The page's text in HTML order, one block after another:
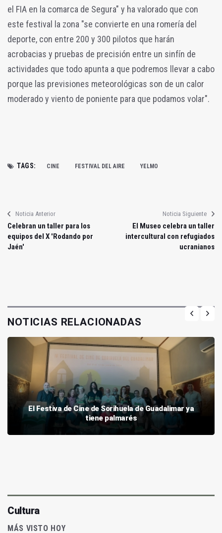
el FIA en la comarca de Segura" y ha valorado que con
este festival la zona "se convierte en una romería del
deporte, con entre 200 y 300 pilotos que harán
acrobacias y pruebas de precisión entre un sinfín de
actividades que todo apunta a que podremos llevar a cabo
porque las previsiones meteorológicas son de un calor
moderado y viento de poniente para que podamos volar".
TAGS: CINE FESTIVAL DEL AIRE YELMO
Noticia Anterior
Celebran un taller para los
equipos del X 'Rodando por
Jaén'
Noticia Siguiente
El Museo celebra un taller
intercultural con refugiados
ucranianos
NOTICIAS RELACIONADAS
El Festiva de Cine de Sorihuela de Guadalimar ya
tiene palmarés
Cultura
MÁS VISTO HOY